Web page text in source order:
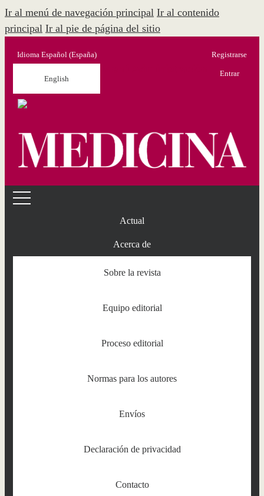
Ir al menú de navegación principal Ir al contenido
principal Ir al pie de página del sitio
Idioma Español (España)
English
Registrarse
Entrar
Actual
Acerca de
Sobre la revista
Equipo editorial
Proceso editorial
Normas para los autores
Envíos
Declaración de privacidad
Contacto